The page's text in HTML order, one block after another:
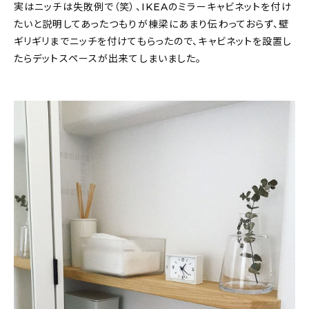
実はニッチは失敗例で（笑）、IKEAのミラーキャビネットを付け
たいと説明してあったつもりが棟梁にあまり伝わっておらず、壁
ギリギリまでニッチを付けてもらったので、キャビネットを設置し
たらデットスペースが出来てしまいました。